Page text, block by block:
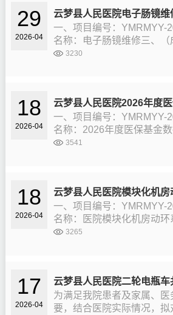
29
2026-04
云梦县人民医院电子肠镜
一、项目编号：YMRMYY-
名称：电子肠镜维修三、
名称：湖北晟迈维修服务有
3230
18
2026-04
一、项目编号：YMRMYY-
名称：2026年度医保基金
三、（成交）信息供应商名
3541
18
2026-04
一、项目编号：YMRMYY-
名称：医院模块化机房动
备维保项目三、（成交）信
3265
17
2026-04
为满足我院患者及家属、
要，结合医院实际情况，